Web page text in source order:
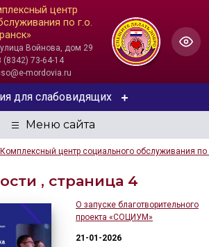
центр
по г.о.
Войнова, дом 29
(8342) 73-64-14
mordovia.ru
центр социального обслуживания по
для слабовидящих
ЦВЕТОВАЯ СХЕМА
Aa Aa Aa
РАЗМЕР ТЕКСТА
Aa
, страница 4
О запуске благотворительного
проекта «СОЦИУМ»
21-01-2026